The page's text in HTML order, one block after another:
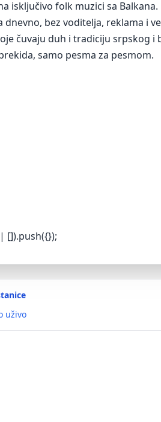
isključivo folk muzici sa
bez voditelja, reklama i
čuvaju duh i tradiciju srpskog i
samo pesma za pesmom.
[]).push({});
uživo